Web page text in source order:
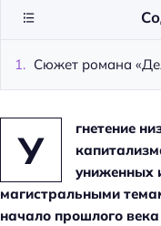
У
гнетение
униженных
магистральными
начало прошлого
Сюжет романа